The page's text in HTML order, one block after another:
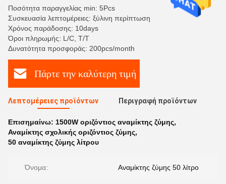
Ποσότητα παραγγελίας min: 5Pcs
Συσκευασία λεπτομέρειες: ξύλινη περίπτωση
Χρόνος παράδοσης: 10days
Όροι πληρωμής: L/C, T/T
Δυνατότητα προσφοράς: 200pcs/month
Πάρτε την καλύτερη τιμή
Λεπτομέρειες προϊόντων Περιγραφή προϊόντων
Επισημαίνω: 1500W οριζόντιος αναμίκτης ζύμης,
Αναμίκτης σχολικής οριζόντιος ζύμης,
50 αναμίκτης ζύμης λίτρου
Όνομα: Αναμίκτης ζύμης 50 λίτρο